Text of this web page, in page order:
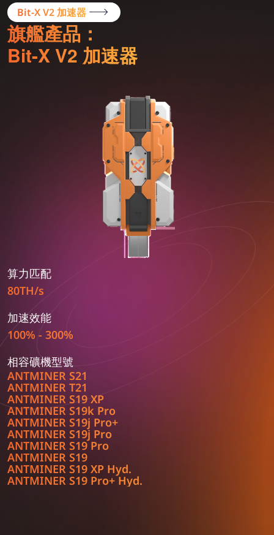
Bit-X V2 加速器
旗艦產品：
Bit-X V2 加速器
算力匹配
80TH/s
加速效能
100% - 300%
相容礦機型號
ANTMINER S21
ANTMINER T21
ANTMINER S19 XP
ANTMINER S19k Pro
ANTMINER S19j Pro+
ANTMINER S19j Pro
ANTMINER S19 Pro
ANTMINER S19
ANTMINER S19 XP Hyd.
ANTMINER S19 Pro+ Hyd.